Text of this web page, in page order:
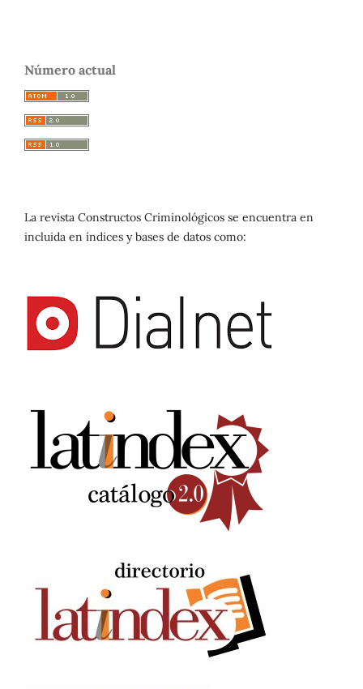
Número actual
La revista Constructos Criminológicos se encuentra en
incluida en índices y bases de datos como: